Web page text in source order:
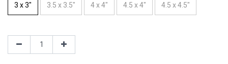
3 x 3" 3.5 x 3.5" 4 x 4" 4.5 x 4" 4.5 x 4.5"